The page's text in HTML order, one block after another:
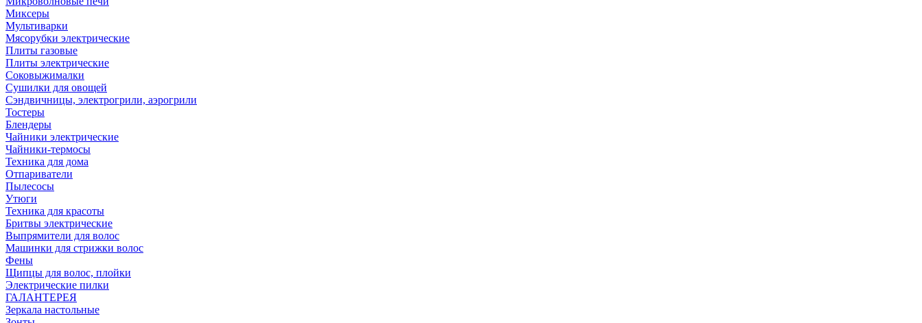
Миксеры
Мультиварки
Мясорубки электрические
Плиты газовые
Плиты электрические
Соковыжималки
Сушилки для овощей
Сэндвичницы, электрогрили, аэрогрили
Тостеры
Блендеры
Чайники электрические
Чайники-термосы
Техника для дома
Отпариватели
Пылесосы
Утюги
Техника для красоты
Бритвы электрические
Выпрямители для волос
Машинки для стрижки волос
Фены
Щипцы для волос, плойки
Электрические пилки
ГАЛАНТЕРЕЯ
Зеркала настольные